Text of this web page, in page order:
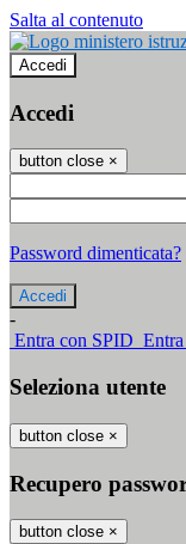
Salta al contenuto
Accedi
Accedi
button close ×
Password dimenticata?
-
Entra con SPID
Seleziona utente
button close ×
Recupero
button close ×